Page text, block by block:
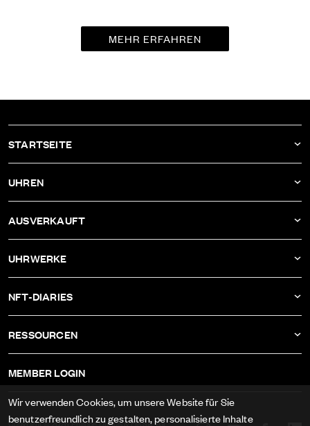
MEHR ERFAHREN
STARTSEITE
ATELIER
UHREN
DBF009
DBF007
AUSVERKAUFT
DBF004
DBF002
DBF001
UHRWERKE
KALIBER RECORD 1959-2
KALIBER AS-1895
NFT-DIARIES
RESSOURCEN
AGB
DATENSCHUTZ
MEMBER LOGIN
Copyright © 2026 Philippe DuBois & Fils SA. All
Wir verwenden Cookies, um unsere Website für Sie
benutzerfreundlich zu gestalten, personalisierte Inhalte